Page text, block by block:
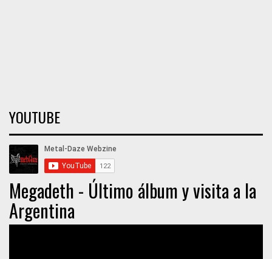
YOUTUBE
Megadeth - Último álbum y visita a la
Argentina